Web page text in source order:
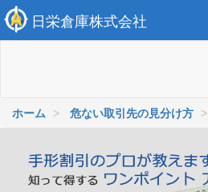
日栄倉庫株式会社
ホーム 危ない取引先の見分け方